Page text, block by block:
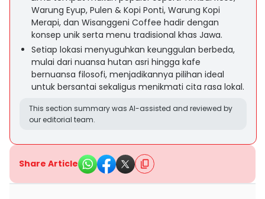
Warung Eyup, Pulen & Kopi Ponti, Warung Kopi
Merapi, dan Wisanggeni Coffee hadir dengan
konsep unik serta menu tradisional khas Jawa.
Setiap lokasi menyuguhkan keunggulan berbeda,
mulai dari nuansa hutan asri hingga kafe
bernuansa filosofi, menjadikannya pilihan ideal
untuk bersantai sekaligus menikmati cita rasa lokal.
This section summary was AI-assisted and reviewed by
our editorial team.
Share Article